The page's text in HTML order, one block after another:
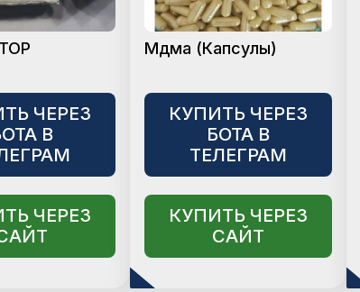
ЧЕРЕЗ
В
ЧЕРЕЗ
Мдма (Капсулы)
КУПИТЬ ЧЕРЕЗ
БОТА В
ТЕЛЕГРАМ
КУПИТЬ ЧЕРЕЗ
САЙТ